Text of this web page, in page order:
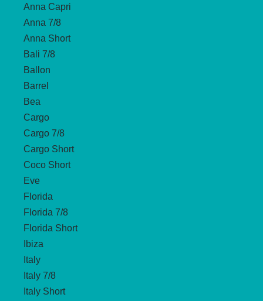
Anna Capri
Anna 7/8
Anna Short
Bali 7/8
Ballon
Barrel
Bea
Cargo
Cargo 7/8
Cargo Short
Coco Short
Eve
Florida
Florida 7/8
Florida Short
Ibiza
Italy
Italy 7/8
Italy Short